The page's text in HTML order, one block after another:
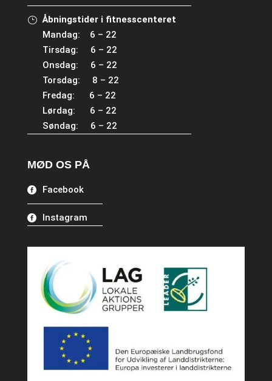
Åbningstider i fitnesscenteret
Mandag: 6 – 22
Tirsdag: 6 – 22
Onsdag: 6 – 22
Torsdag: 8 – 22
Fredag: 6 – 22
Lørdag: 6 – 22
Søndag: 6 – 22
MØD OS PÅ
Facebook
Instagram